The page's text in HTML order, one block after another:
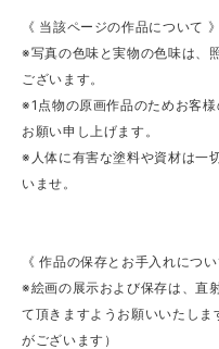
《 当該ページの作品について 》
※写真の色味と実物の色味は、
ございます。
※1点物の原画作品のためお客
お願い申し上げます。
※人体に有害な塗料や資材は一
いませ。
《 作品の保存とお手入れについ
※絵画の展示および保存は、直
て頂きますようお願いいたし
がございます）